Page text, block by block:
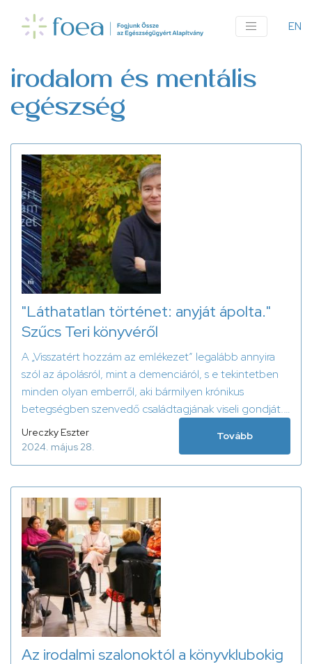
tartalomra
EN
irodalom és mentális
egészség
"Láthatatlan történet: anyját ápolta."
Szűcs Teri könyvéről
A „Visszatért hozzám az emlékezet” legalább annyira
szól az ápolásról, mint a demenciáról, s e tekintetben
minden olyan emberről, aki bármilyen krónikus
betegségben szenvedő családtagjának viseli gondját.
- Ureczky Eszter írása Szűcs Teri könyvéről.
Ureczky Eszter
2024. május 28.
Tovább
Az irodalmi szalonoktól a könyvklubokig